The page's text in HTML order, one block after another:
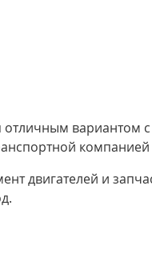
отличным
двигателей и